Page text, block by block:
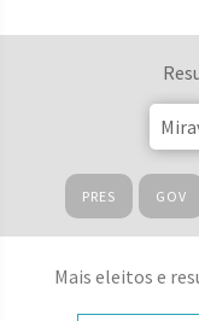
PRES GOV
Mais eleitos e